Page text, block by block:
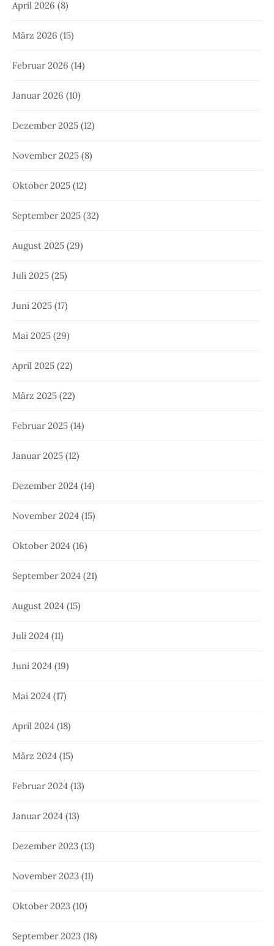
April 2026 (8)
März 2026 (15)
Februar 2026 (14)
Januar 2026 (10)
Dezember 2025 (12)
November 2025 (8)
Oktober 2025 (12)
September 2025 (32)
August 2025 (29)
Juli 2025 (25)
Juni 2025 (17)
Mai 2025 (29)
April 2025 (22)
März 2025 (22)
Februar 2025 (14)
Januar 2025 (12)
Dezember 2024 (14)
November 2024 (15)
Oktober 2024 (16)
September 2024 (21)
August 2024 (15)
Juli 2024 (11)
Juni 2024 (19)
Mai 2024 (17)
April 2024 (18)
März 2024 (15)
Februar 2024 (13)
Januar 2024 (13)
Dezember 2023 (13)
November 2023 (11)
Oktober 2023 (10)
September 2023 (18)